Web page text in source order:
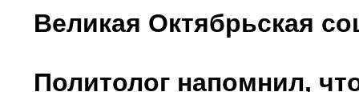
Великая Октябрьская
Политолог напомнил,